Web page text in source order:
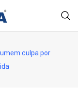
culpa por